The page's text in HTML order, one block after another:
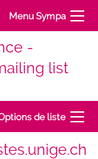
Menu Sympa
-
list
de liste